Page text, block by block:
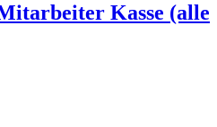
Kasse (alle